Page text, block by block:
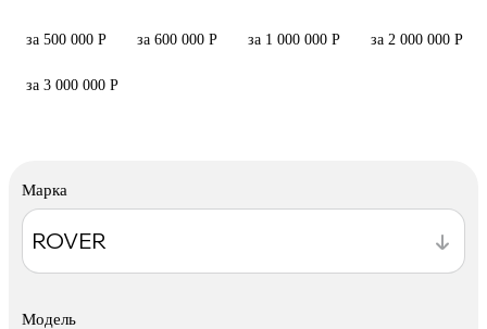
за 500 000 Р за 600 000 Р за 1 000 000 Р за 2 000 000 Р
за 3 000 000 Р
Марка
Модель